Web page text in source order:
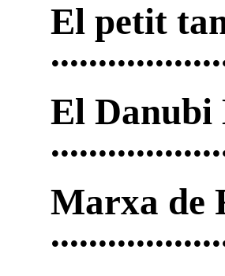
El petit
El Danubi
Marxa de